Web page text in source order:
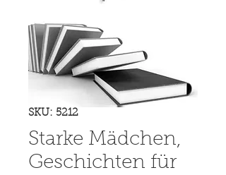
SKU: 5212
Starke Mädchen,
Geschichten für